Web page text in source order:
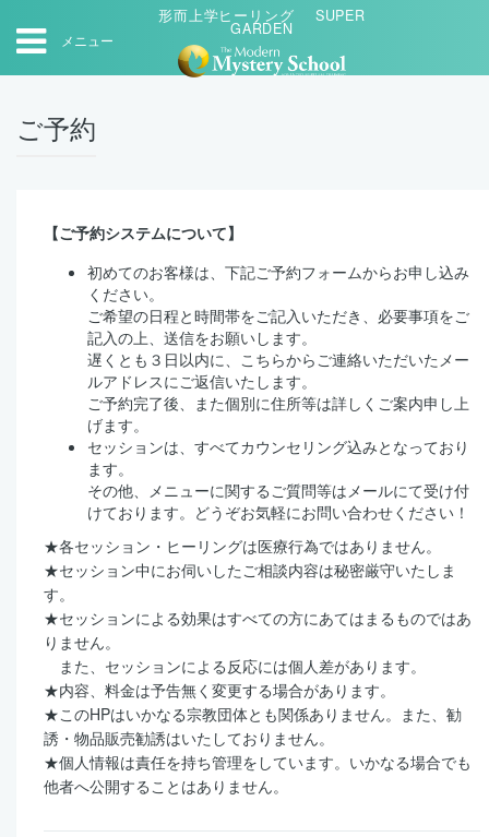
メニュー
形而上学ヒーリング SUPER
GARDEN
ご予約
【ご予約システムについて】
初めてのお客様は、下記ご予約フォームからお申し込み
ください。
ご希望の日程と時間帯をご記入いただき、必要事項をご
記入の上、送信をお願いします。
遅くとも３日以内に、こちらからご連絡いただいたメー
ルアドレスにご返信いたします。
ご予約完了後、また個別に住所等は詳しくご案内申し上
げます。
セッションは、すべてカウンセリング込みとなっており
ます。
その他、メニューに関するご質問等はメールにて受け付
けております。どうぞお気軽にお問い合わせください！
★各セッション・ヒーリングは医療行為ではありません。
★セッション中にお伺いしたご相談内容は秘密厳守いたしま
す。
★セッションによる効果はすべての方にあてはまるものではあ
りません。
また、セッションによる反応には個人差があります。
★内容、料金は予告無く変更する場合があります。
★このHPはいかなる宗教団体とも関係ありません。また、勧
誘・物品販売勧誘はいたしておりません。
★個人情報は責任を持ち管理をしています。いかなる場合でも
他者へ公開することはありません。